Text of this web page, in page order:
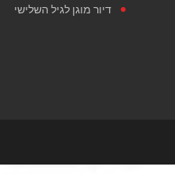
דיור מוגן לגיל השלישי